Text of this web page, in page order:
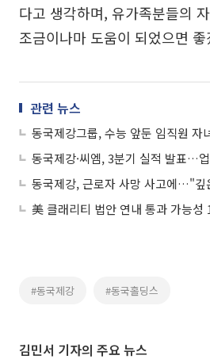
다고 생각하며, 유가족분들의
조금이나마 도움이 되었으면
관련 뉴스
동국제강그룹, 수능 앞둔 임직원 자
동국제강·씨엠, 3분기 실적 발표…
동국제강, 근로자 사망 사고에…"깊
#동국제강 #동국홀딩스
김민서 기자의 주요 뉴스